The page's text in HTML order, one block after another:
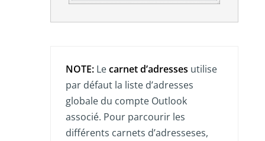
NOTE: Lecarnet d’adresses utilise
par défaut la liste d’adresses
globale du compte Outlook
associé. Pour parcourir les
différents carnets d’adresseses,